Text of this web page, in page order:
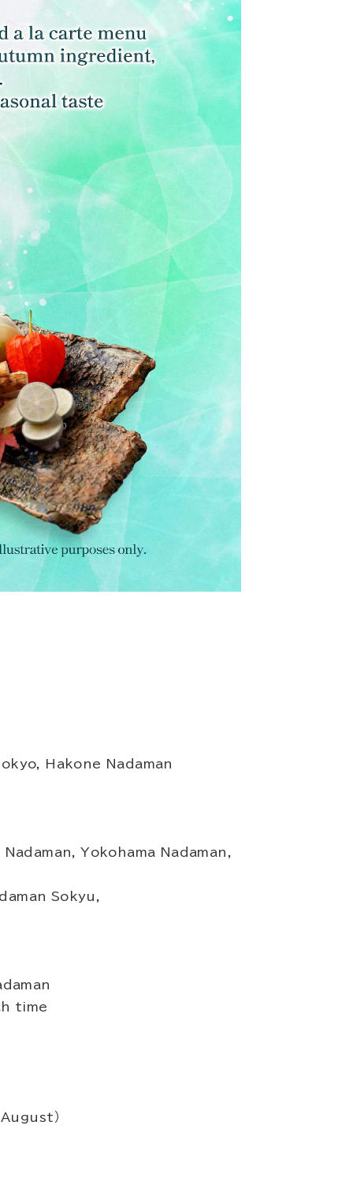
Hakone Nadaman
Yokohama Nadaman,
Sokyu,
time
）